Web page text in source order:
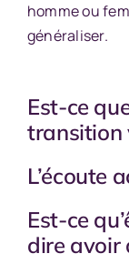
homme ou
généraliser.
Est-ce
transition
L’écoute
Est-ce
dire avoir